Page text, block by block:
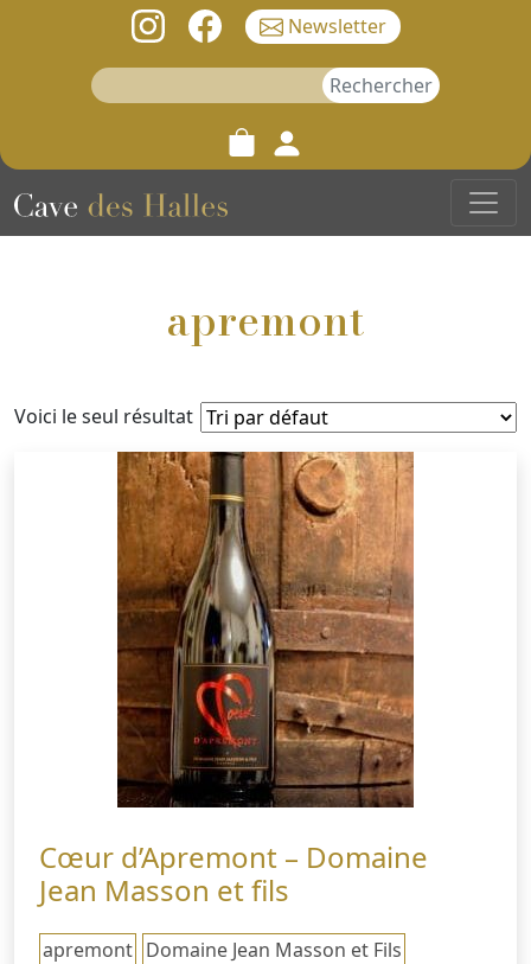
Newsletter
Rechercher :
apremont
Voici le seul résultat
Cœur d’Apremont – Domaine
Jean Masson et fils
apremont Domaine Jean Masson et Fils